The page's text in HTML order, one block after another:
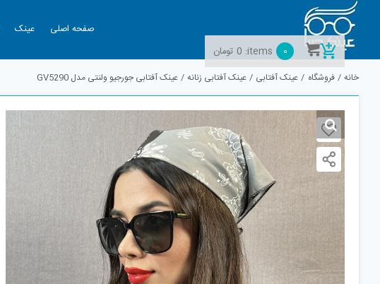
Skip
content
صفحه اصلی عینک
خانه فروشگاه عینک آفتابی عینک آفتابی زنانه عینک آفتابی جورجیو ولنتی مدل GV5290
0
items:
0 تومان